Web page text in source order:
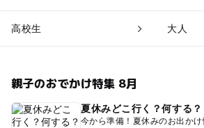
高校生 大人
親子のおでかけ特集 8月
夏休みどこ行く？何する？
今から準備！夏休みのお出か